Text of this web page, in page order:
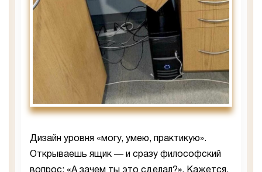
Дизайн уровня «могу, умею, практикую».
Открываешь ящик — и сразу философский